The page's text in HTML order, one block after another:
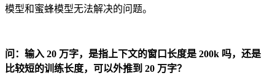
模型和蜜蜂模型无法解决的问题。
问：输入 20 万字，是指上下文的窗口长度是 200k 吗，还是
比较短的训练长度，可以外推到 20 万字？